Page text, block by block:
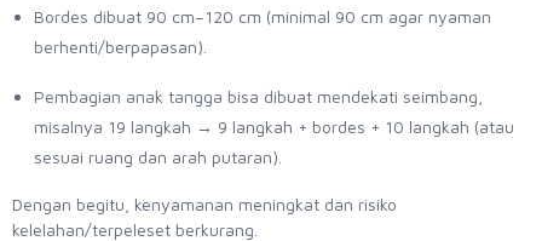
Bordes dibuat 90 cm–120 cm (minimal 90 cm agar nyaman
berhenti/berpapasan).
Pembagian anak tangga bisa dibuat mendekati seimbang,
misalnya 19 langkah → 9 langkah + bordes + 10 langkah (atau
sesuai ruang dan arah putaran).
Dengan begitu, kenyamanan meningkat dan risiko
kelelahan/terpeleset berkurang.